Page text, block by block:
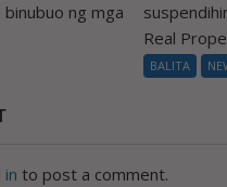
ng mga
Real
BALITA
in to post a comment.